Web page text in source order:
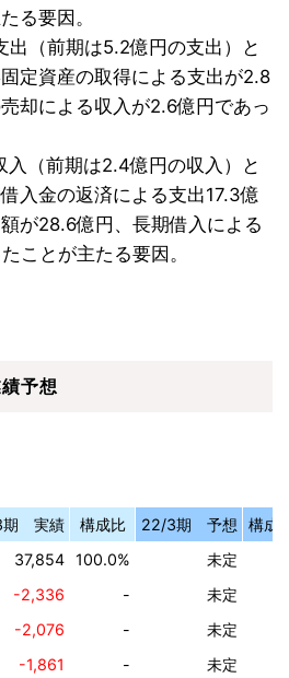
る要因。
出（前期は5.2億円の支出）と
定資産の取得による支出が2.8
却による収入が2.6億円であっ
（前期は2.4億円の収入）と
入金の返済による支出17.3億
が28.6億円、長期借入による
ことが主たる要因。
予想
期 実績 構成比 22/3期 予想
構成
37,854 100.0% 未定
-2,336 - 未定
-2,076 - 未定
-1,861 - 未定